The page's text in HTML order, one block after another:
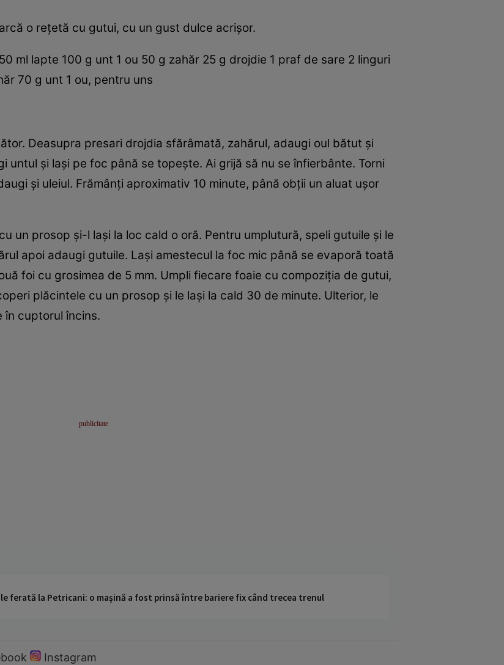
o reţetă cu gutui, cu un gust dulce acrişor.
ml lapte 100 g unt 1 ou 50 g zahăr 25 g drojdie 1 praf de sare 2 linguri
70 g unt 1 ou, pentru uns
Deasupra presari drojdia sfărâmată, zahărul, adaugi oul bătut şi
untul şi laşi pe foc până se topeşte. Ai grijă să nu se înfierbânte. Torni
şi uleiul. Frămânţi aproximativ 10 minute, până obţii un aluat uşor
un prosop şi-l laşi la loc cald o oră. Pentru umplutură, speli gutuile şi le
apoi adaugi gutuile. Laşi amestecul la foc mic până se evaporă toată
foi cu grosimea de 5 mm. Umpli fiecare foaie cu compoziţia de gutui,
plăcintele cu un prosop şi le laşi la cald 30 de minute. Ulterior, le
în cuptorul încins.
ferată la Petricani: o mașină a fost prinsă între bariere fix când trecea trenul
Instagram